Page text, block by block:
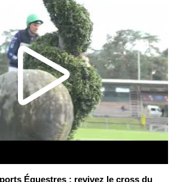
Équestres : revivez le cross du